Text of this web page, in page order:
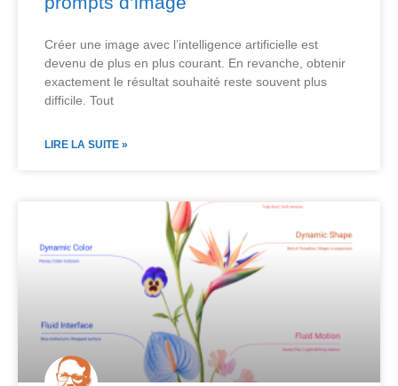
Créer une image avec l’intelligence artificielle est
devenu de plus en plus courant. En revanche, obtenir
exactement le résultat souhaité reste souvent plus
difficile. Tout
LIRE LA SUITE »